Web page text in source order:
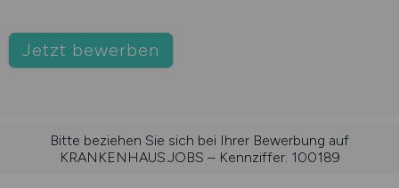
Jetzt bewerben
Bitte beziehen Sie sich bei Ihrer Bewerbung auf
KRANKENHAUS.JOBS – Kennziffer: 100189